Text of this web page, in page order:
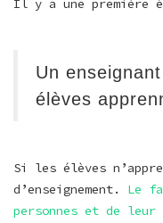
Il y a une première
Un
élèves
Si les élèves
d’enseignement. Le
personnes et de